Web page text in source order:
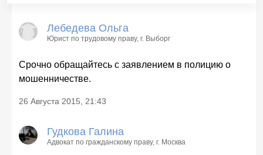
Лебедева Ольга
Юрист по трудовому праву, г. Выборг
Срочно обращайтесь с заявлением в полицию о
мошенничестве.
26 Августа 2015, 21:43
Гудкова Галина
Адвокат по гражданскому праву, г. Москва